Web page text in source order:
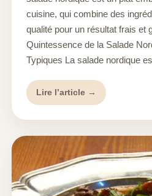
cuisine, qui combine des
qualité pour un résultat frais et
Quintessence de la Salade
Typiques La salade nordique
Lire l’article →